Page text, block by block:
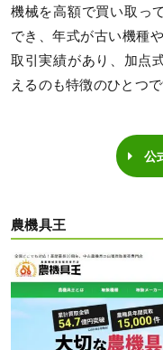
機械を高額で買い取っ
でき、年式が古い機種
取引実績があり、加点
えるのも特徴のひとつで
公
農機具王